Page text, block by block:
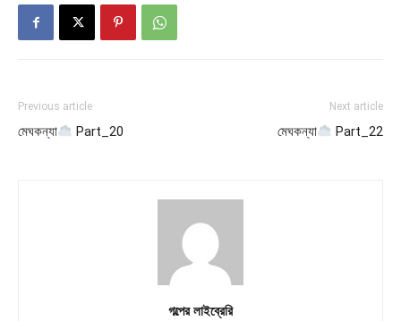
Previous article
মেঘকন্যা Part_20
Next article
মেঘকন্যা Part_22
গল্পের লাইব্রেরি